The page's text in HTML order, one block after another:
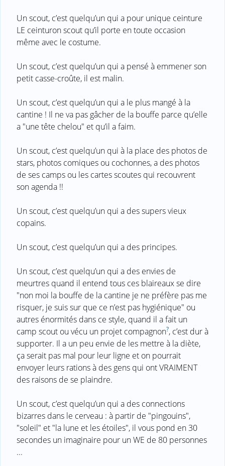
Un scout, c’est quelqu’un qui a pour unique ceinture
LE ceinturon scout qu’il porte en toute occasion
même avec le costume.
Un scout, c’est quelqu’un qui a pensé à emmener son
petit casse-croûte, il est malin.
Un scout, c’est quelqu’un qui a le plus mangé à la
cantine ! Il ne va pas gâcher de la bouffe parce qu’elle
a "une tête chelou" et qu’il a faim.
Un scout, c’est quelqu’un qui à la place des photos de
stars, photos comiques ou cochonnes, a des photos
de ses camps ou les cartes scoutes qui recouvrent
son agenda !!
Un scout, c’est quelqu’un qui a des supers vieux
copains.
Un scout, c’est quelqu’un qui a des principes.
Un scout, c’est quelqu’un qui a des envies de
meurtres quand il entend tous ces blaireaux se dire
"non moi la bouffe de la cantine je ne préfère pas me
risquer, je suis sur que ce n’est pas hygiénique" ou
autres énormités dans ce style, quand il a fait un
camp scout ou vécu un projet compagnon?, c’est dur à
supporter. Il a un peu envie de les mettre à la diète,
ça serait pas mal pour leur ligne et on pourrait
envoyer leurs rations à des gens qui ont VRAIMENT
des raisons de se plaindre.
Un scout, c’est quelqu’un qui a des connections
bizarres dans le cerveau : à partir de "pingouins",
"soleil" et "la lune et les étoiles", il vous pond en 30
secondes un imaginaire pour un WE de 80 personnes
...